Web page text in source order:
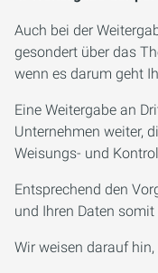
Auch bei der
gesondert über das
wenn es darum geht
Eine Weitergabe an
Unternehmen weiter,
Weisungs- und
Entsprechend den
und Ihren Daten
Wir weisen darauf